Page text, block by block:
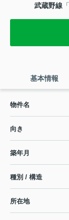
武蔵野線 「
基本情報
物件名
向き
築年月
種別 / 構造
所在地